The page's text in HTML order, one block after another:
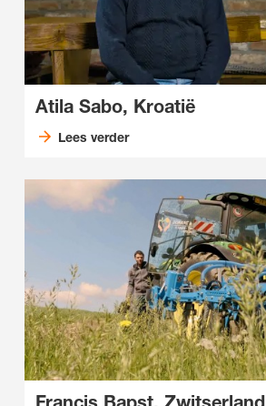
Atila Sabo, Kroatië
Lees verder